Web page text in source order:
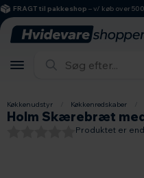
hovedindhold
søgning
navigation
indkøbskurv
FRAGT til pakkeshop– v/ køb over 500
Køkkenudstyr Køkkenredskaber
Holm Skærebræt
Produktet er